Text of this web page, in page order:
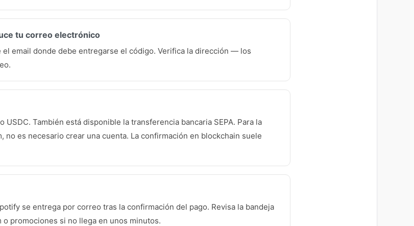
tu correo electrónico
email donde debe entregarse el código. Verifica la dirección — los
USDC. También está disponible la transferencia bancaria SEPA. Para la
no es necesario crear una cuenta. La confirmación en blockchain suele
se entrega por correo tras la confirmación del pago. Revisa la bandeja
o promociones si no llega en unos minutos.